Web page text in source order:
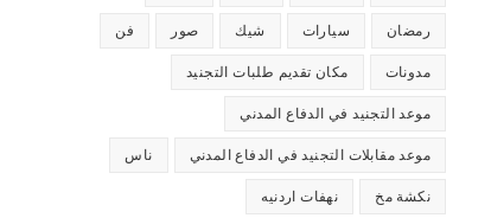
رمضان سيارات شيك صور فن
مدونات مكان تقديم طلبات التجنيد
موعد التجنيد في الدفاع المدني
موعد مقابلات التجنيد في الدفاع المدني ناس
نكشة مخ نهفات اردنيه